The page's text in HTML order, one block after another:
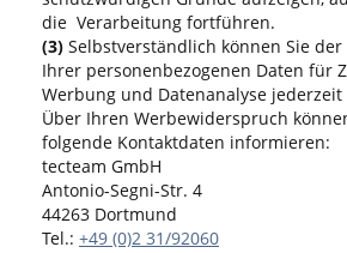
die Verarbeitung fortführen.
(3) Selbstverständlich können Sie
Ihrer personenbezogenen Daten für
Werbung und Datenanalyse
Über Ihren Werbewiderspruch
folgende Kontaktdaten informieren:
tecteam GmbH
Antonio-Segni-Str. 4
44263 Dortmund
Tel.: +49 (0)2 31/92060